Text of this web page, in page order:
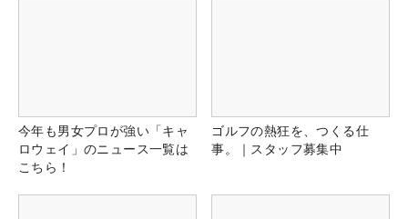
今年も男女プロが強い「キャ
ロウェイ」のニュース一覧は
こちら！
ゴルフの熱狂を、つくる仕
事。｜スタッフ募集中